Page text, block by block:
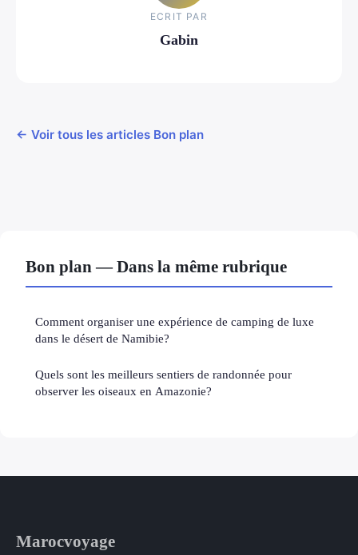
ECRIT PAR
Gabin
← Voir tous les articles Bon plan
Bon plan — Dans la même rubrique
Comment organiser une expérience de camping de luxe
dans le désert de Namibie?
Quels sont les meilleurs sentiers de randonnée pour
observer les oiseaux en Amazonie?
Marocvoyage